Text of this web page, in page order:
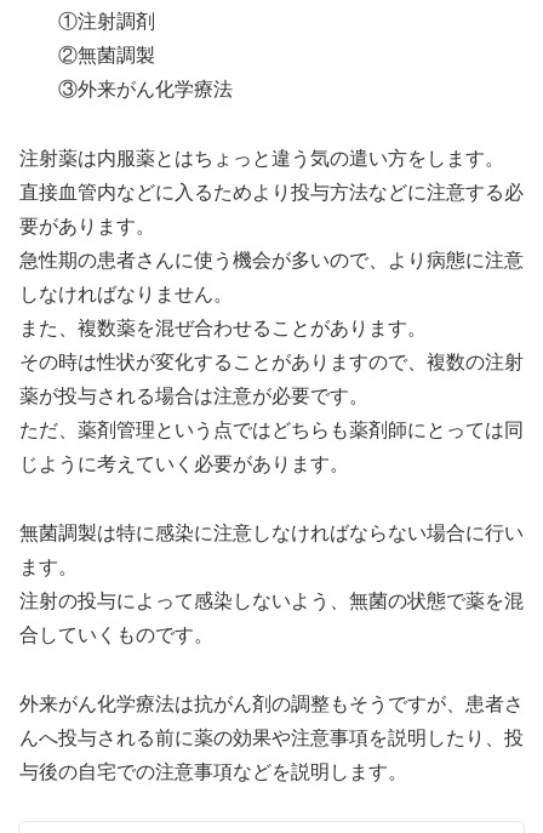
①注射調剤
②無菌調製
③外来がん化学療法
注射薬は内服薬とはちょっと違う気の遣い方をします。
直接血管内などに入るためより投与方法などに注意する必
要があります。
急性期の患者さんに使う機会が多いので、より病態に注意
しなければなりません。
また、複数薬を混ぜ合わせることがあります。
その時は性状が変化することがありますので、複数の注射
薬が投与される場合は注意が必要です。
ただ、薬剤管理という点ではどちらも薬剤師にとっては同
じように考えていく必要があります。
無菌調製は特に感染に注意しなければならない場合に行い
ます。
注射の投与によって感染しないよう、無菌の状態で薬を混
合していくものです。
外来がん化学療法は抗がん剤の調整もそうですが、患者さ
んへ投与される前に薬の効果や注意事項を説明したり、投
与後の自宅での注意事項などを説明します。